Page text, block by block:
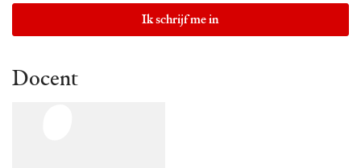
Ik schrijf me in
Docent